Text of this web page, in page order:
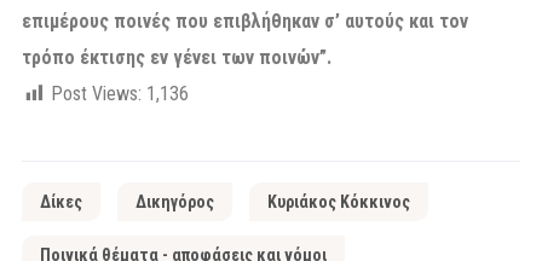
επιμέρους ποινές που επιβλήθηκαν σ’ αυτούς και τον
τρόπο έκτισης εν γένει των ποινών”.
Post Views: 1,136
Δίκες Δικηγόρος Κυριάκος Κόκκινος
Ποινικά θέματα - αποφάσεις και νόμοι